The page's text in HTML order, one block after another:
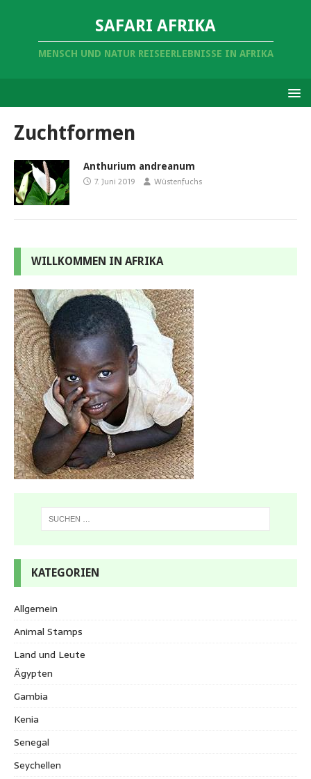
SAFARI AFRIKA
MENSCH UND NATUR REISEERLEBNISSE IN AFRIKA
Zuchtformen
Anthurium andreanum
7. Juni 2019 Wüstenfuchs
WILLKOMMEN IN AFRIKA
KATEGORIEN
Allgemein
Animal Stamps
Land und Leute
Ägypten
Gambia
Kenia
Senegal
Seychellen